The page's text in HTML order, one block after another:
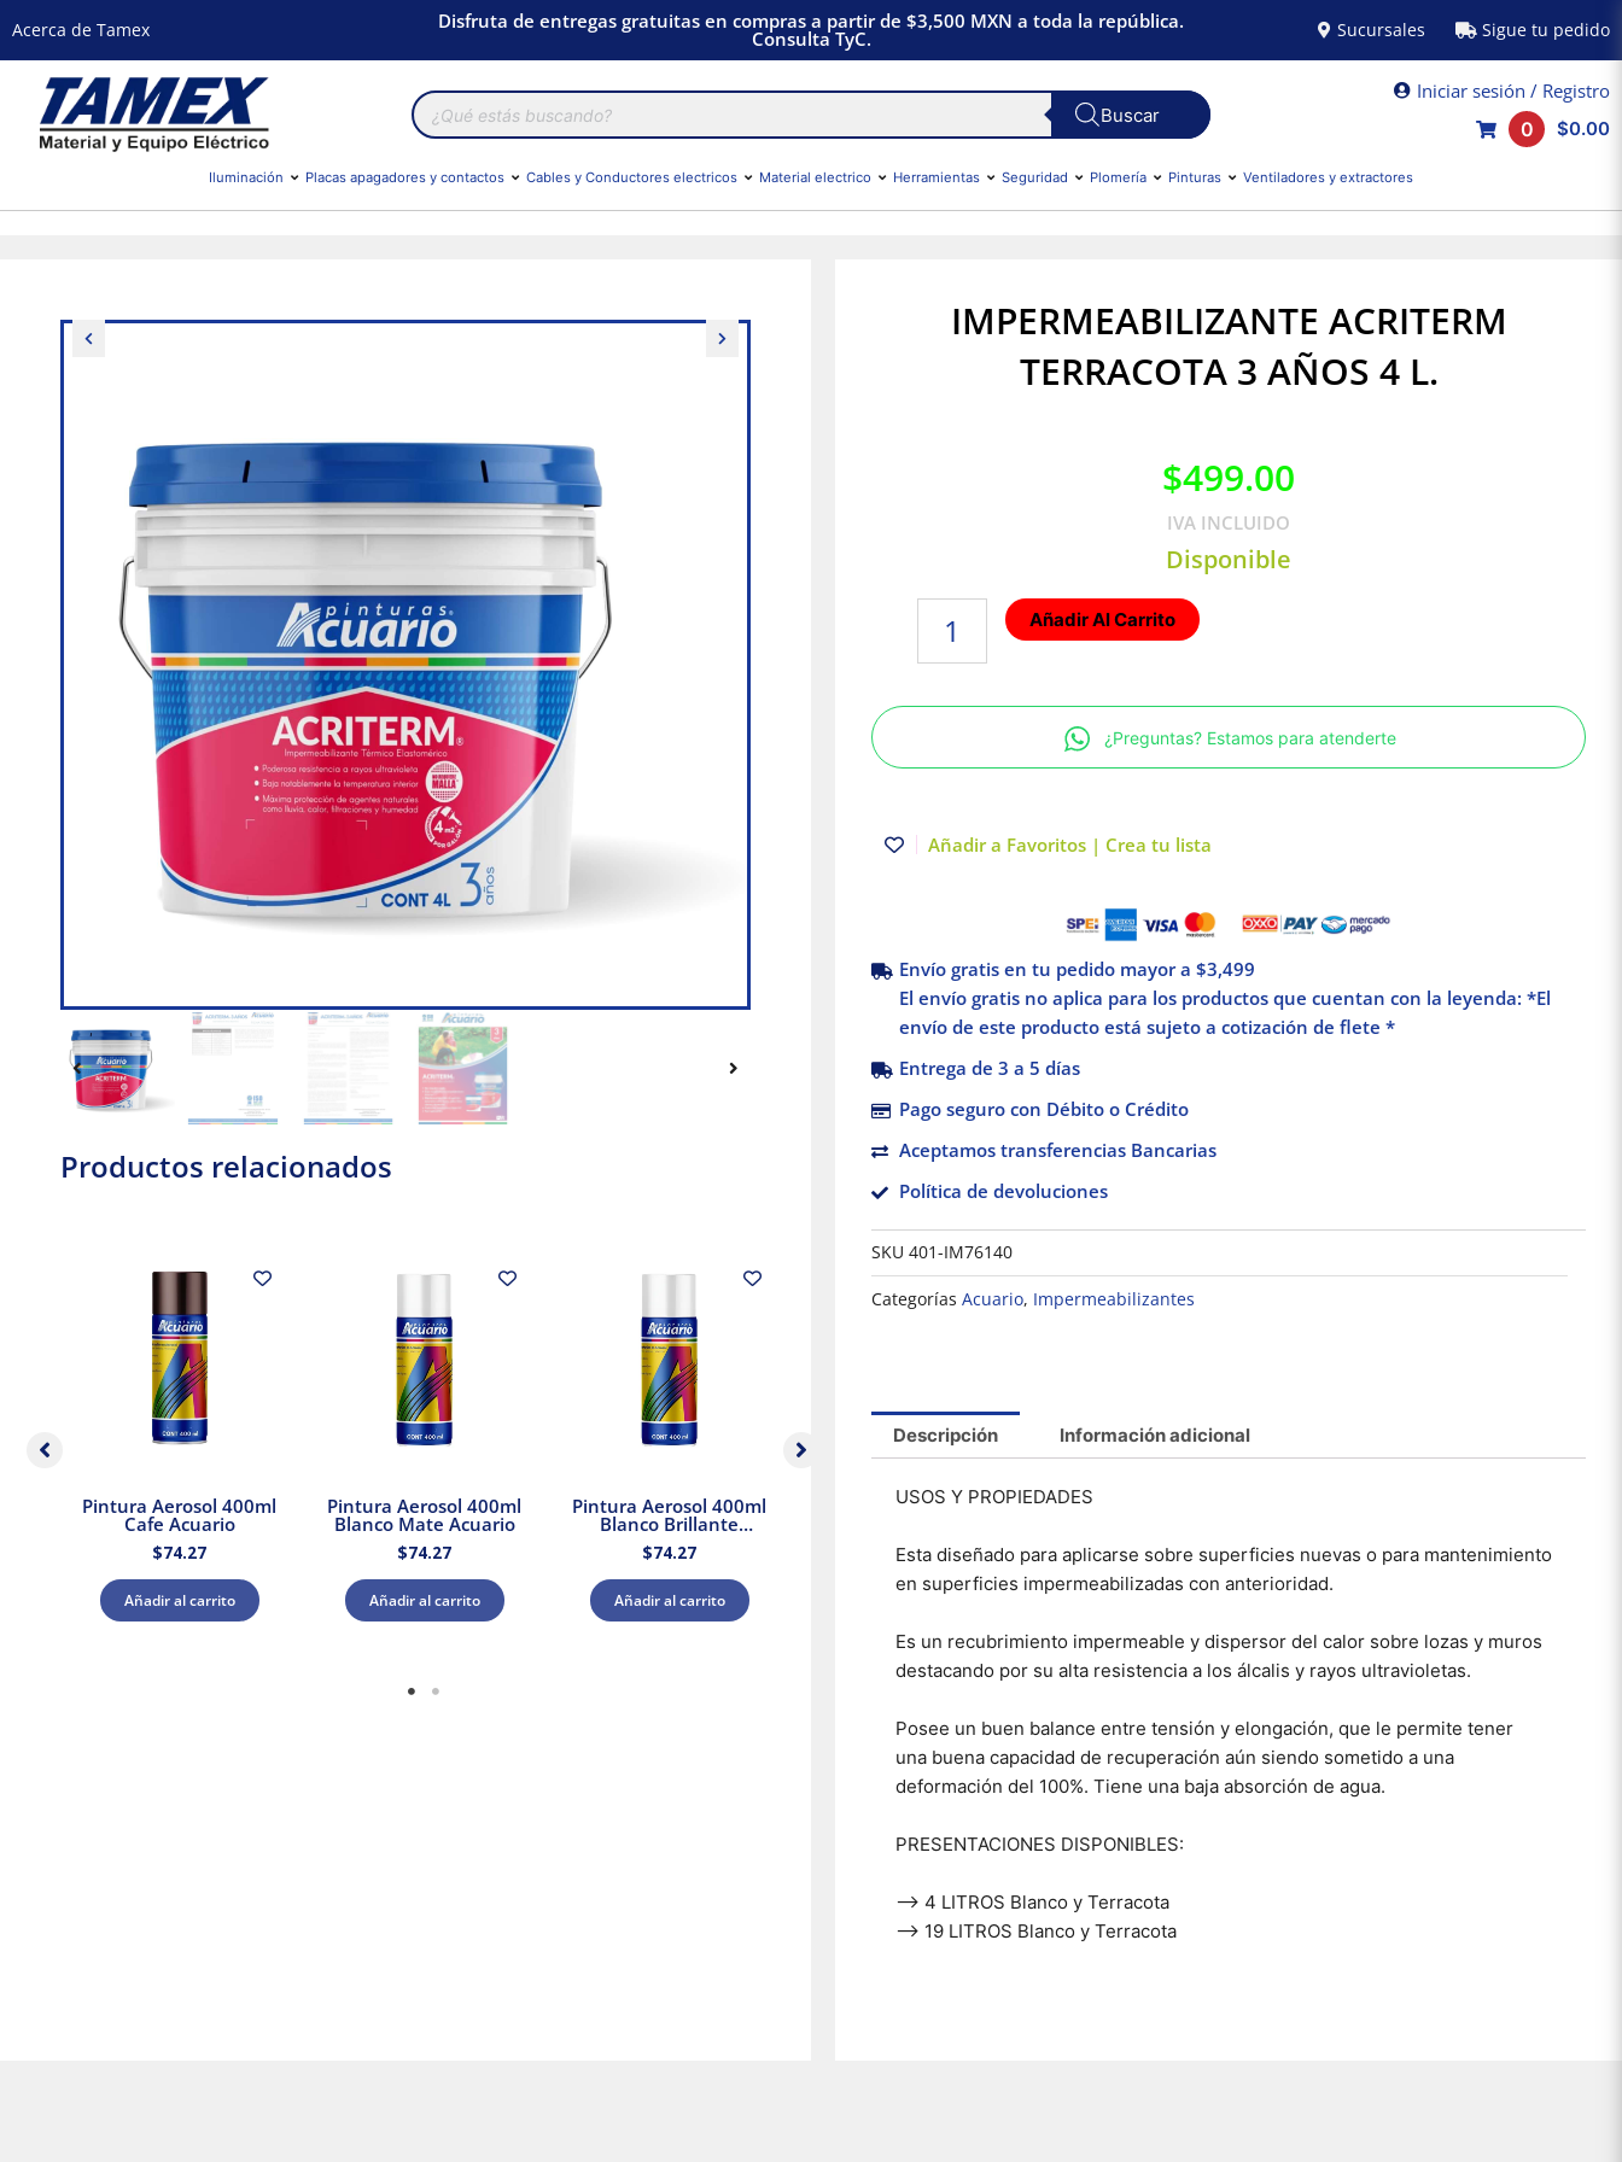
Acerca de Tamex Disfruta de entregas gratuitas en compras a partir de $3,500 MXN a toda la república.
Consulta TyC. Sucursales Sigue tu pedido
Búsqueda
de
productos
Iniciar sesión / Registro
0
$0.00
Iluminación Placas apagadores y contactos Cables y Conductores electricos Material electrico Herramientas Seguridad Plomería Pinturas Ventiladores y extractores
Productos relacionados
Pintura Aerosol 400ml
Cafe Acuario
$74.27
Añadir al carrito
Pintura Aerosol 400ml
Blanco Mate Acuario
$74.27
Añadir al carrito
Pintura Aerosol 400ml
Blanco Brillante
Acuario
$74.27
Añadir al carrito
Pintura Aerosol 400ml
$74.27
Añadir al carrito
Pintura Aerosol 400ml
$ 74.27 $74.27
IMPERMEABILIZANTE ACRITERM
TERRACOTA 3 AÑOS 4 L.
$499.00
IVA INCLUIDO
Disponible
IMPERMEABILIZANTE
ACRITERM
TERRACOTA
AÑOS
4
Añadir Al Carrito
¿Preguntas? Estamos para atenderte
Añadir a Favoritos | Crea tu lista
Envío gratis en tu pedido mayor a $3,499
El envío gratis no aplica para los productos que cuentan con la leyenda: *El
envío de este producto está sujeto a cotización de flete *
Entrega de 3 a 5 días
Pago seguro con Débito o Crédito
Aceptamos transferencias Bancarias
Política de devoluciones
SKU 401-IM76140
Categorías Acuario, Impermeabilizantes
Descripción Información adicional
USOS Y PROPIEDADES
Esta diseñado para aplicarse sobre superficies nuevas o para mantenimiento
en superficies impermeabilizadas con anterioridad.
Es un recubrimiento impermeable y dispersor del calor sobre lozas y muros
destacando por su alta resistencia a los álcalis y rayos ultravioletas.
Posee un buen balance entre tensión y elongación, que le permite tener
una buena capacidad de recuperación aún siendo sometido a una
deformación del 100%. Tiene una baja absorción de agua.
PRESENTACIONES DISPONIBLES:
—> 4 LITROS Blanco y Terracota
—> 19 LITROS Blanco y Terracota